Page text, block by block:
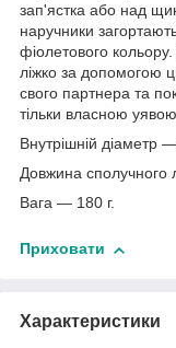
зап'ястка або над
наручники
фіолетового
ліжко за допомогою
свого партнера та
тільки власною
Внутрішній діаметр
Довжина
Вага — 180 г.
Приховати
Характеристики